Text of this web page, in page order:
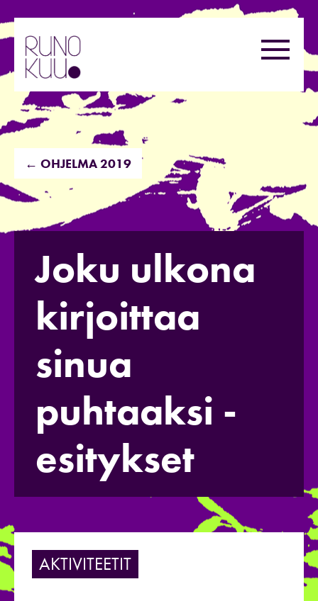
Hyppää
sisältöön
← OHJELMA 2019
Joku ulkona
kirjoittaa
sinua
puhtaaksi -
esitykset
AKTIVITEETIT